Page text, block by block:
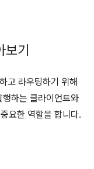
기
고 라우팅하기 위해
하는 클라이언트와
요한 역할을 합니다.